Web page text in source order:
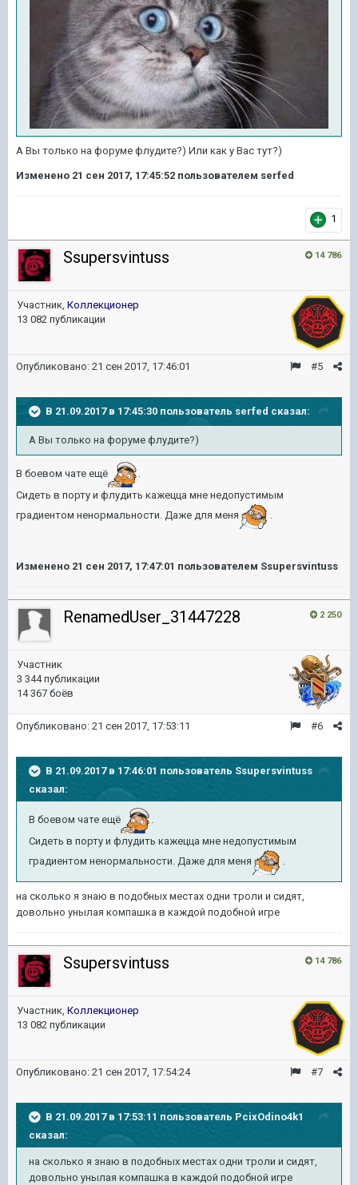
А Вы только на форуме флудите?) Или как у Вас тут?)
Изменено 21 сен 2017, 17:45:52 пользователем serfed
1
14 786
Ssupersvintuss
Участник, Коллекционер
13 082 публикации
#5
Опубликовано: 21 сен 2017, 17:46:01
В 21.09.2017 в 17:45:30 пользователь serfed сказал:
А Вы только на форуме флудите?)
В боевом чате ещё
.
Сидеть в порту и флудить кажецца мне недопустимым
градиентом ненормальности. Даже для меня
.
Изменено 21 сен 2017, 17:47:01 пользователем Ssupersvintuss
2 250
RenamedUser_31447228
Участник
3 344 публикации
14 367 боёв
#6
Опубликовано: 21 сен 2017, 17:53:11
В 21.09.2017 в 17:46:01 пользователь Ssupersvintuss
сказал:
В боевом чате ещё
.
Сидеть в порту и флудить кажецца мне недопустимым
градиентом ненормальности. Даже для меня
.
на сколько я знаю в подобных местах одни троли и сидят,
довольно унылая компашка в каждой подобной игре
14 786
Ssupersvintuss
Участник, Коллекционер
13 082 публикации
#7
Опубликовано: 21 сен 2017, 17:54:24
В 21.09.2017 в 17:53:11 пользователь PcixOdino4k1
сказал:
на сколько я знаю в подобных местах одни троли и сидят,
довольно унылая компашка в каждой подобной игре